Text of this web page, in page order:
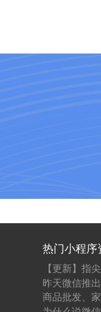
热门小程序
【更新】指
昨天微信推